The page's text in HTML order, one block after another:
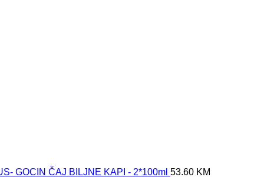
GOCIN ČAJ BILJNE KAPI - 2*100ml 53.60 KM